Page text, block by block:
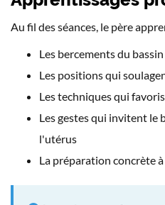
Au fil des séances, le père
Les bercements du
Les positions qui
Les techniques qui
Les gestes qui invitent le
l'utérus
La préparation concrète